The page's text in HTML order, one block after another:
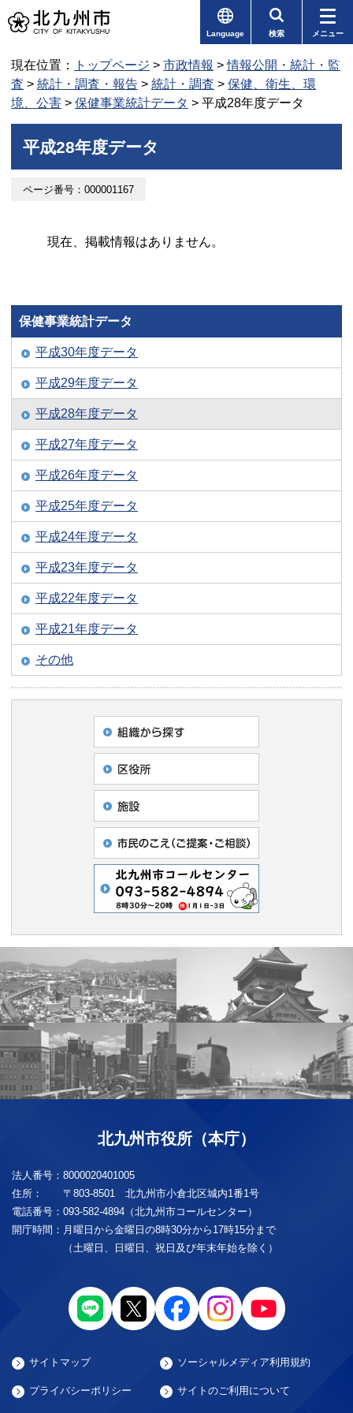
Language 検索 メニュー
現在位置： トップページ > 市政情報 >情報公開・統計・監
査 > 統計・調査・報告 > 統計・調査 > 保健、衛生、環
境、公害 > 保健事業統計データ > 平成28年度データ
平成28年度データ
ページ番号：000001167
現在、掲載情報はありません。
保健事業統計データ
平成30年度データ
平成29年度データ
平成28年度データ
平成27年度データ
平成26年度データ
平成25年度データ
平成24年度データ
平成23年度データ
平成22年度データ
平成21年度データ
その他
北九州市役所（本庁）
法人番号： 8000020401005
住所：
〒803-8501 北九州市小倉北区城内1番1号
電話番号： 093-582-4894（北九州市コールセンター）
開庁時間： 月曜日から金曜日の8時30分から17時15分まで
（土曜日、日曜日、祝日及び年末年始を除く）
サイトマップ ソーシャルメディア利用規約
プライバシーポリシー サイトのご利用について